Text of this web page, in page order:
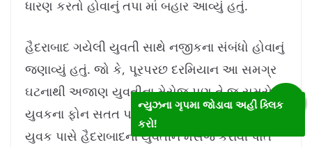
ધારણ કરતો હોવાનું તપા માં બહાર આવ્યું હતું.
હૈદરાબાદ ગયેલી યુવતી સાથે નજીકના સંબંધો હોવાનું
જણાવ્યું હતું. જો કે, પૂરપરછ દરમિયાન આ સમગ્ર
ઘટનાથી અજાણ યુવતીના મેસેજ પણ તે જ સમયે
યુવકના ફોન સતત પર આવતા હતા. જે બાદ પોલીસે
યુવક પાસે હૈદરાબાદની યુવતીને મેસેજ કરાવી પોતે
ન્યુઝના ગૃપમા જોડાવા અહીં ક્લિક
કરો!